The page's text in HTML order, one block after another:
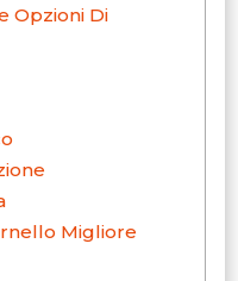
Opzioni Di
Migliore